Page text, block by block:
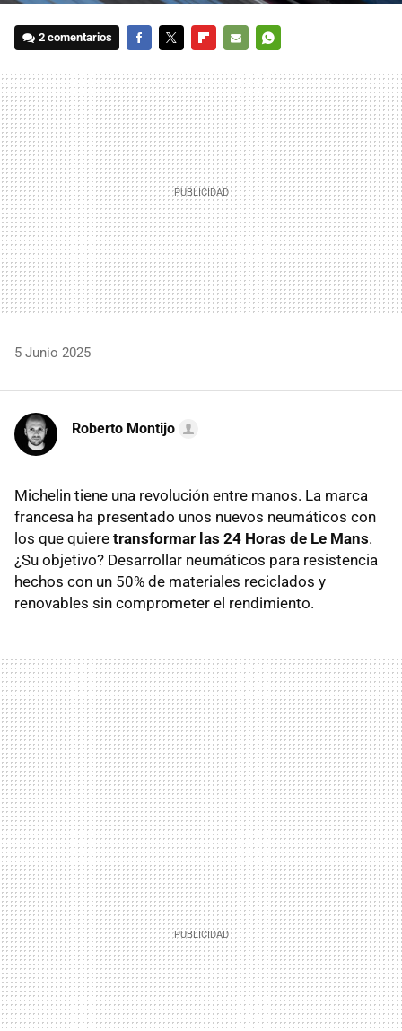
2 comentarios
MAIL
5 Junio 2025
Roberto Montijo
Michelin tiene una revolución entre manos. La marca
francesa ha presentado unos nuevos neumáticos con
los que quiere transformar las 24 Horas de Le Mans.
¿Su objetivo? Desarrollar neumáticos para resistencia
hechos con un 50% de materiales reciclados y
renovables sin comprometer el rendimiento.